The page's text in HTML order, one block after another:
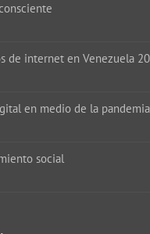
de internet en Venezuela
en medio de la pandemia
social